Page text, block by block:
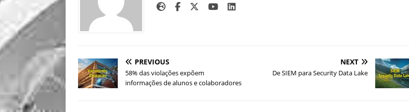
PREVIOUS
58% das violações expõem
informações de alunos e colaboradores
NEXT
De SIEM para Security Data Lake